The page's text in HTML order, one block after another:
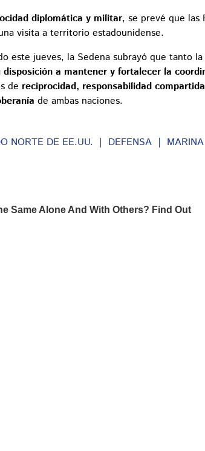
diplomática y militar, se prevé que las
visita a territorio estadounidense.
este jueves, la Sedena subrayó que tanto
a mantener y fortalecer la
de reciprocidad, responsabilidad
de ambas naciones.
NORTE DE EE.UU. DEFENSA MARINA